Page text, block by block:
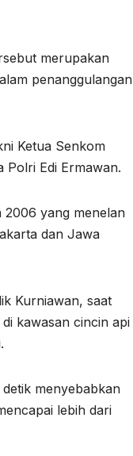
merupakan
penanggulangan
Ketua Senkom
Edi Ermawan.
2006 yang menelan
dan Jawa
Kurniawan, saat
kawasan cincin api
menyebabkan
lebih dari